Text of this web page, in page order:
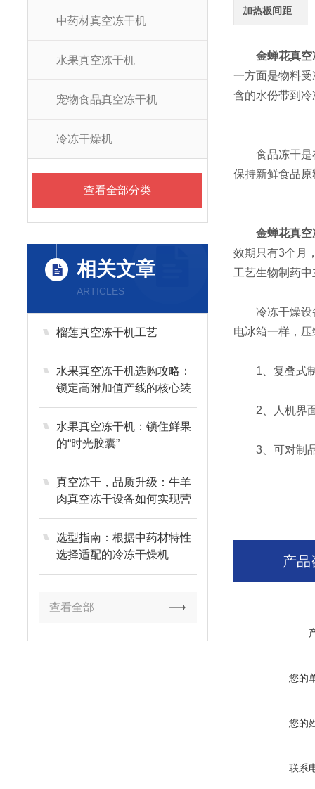
中药材真空冻干机
水果真空冻干机
宠物食品真空冻干机
冷冻干燥机
查看全部分类
相关文章
ARTICLES
榴莲真空冻干机工艺
水果真空冻干机选购攻略：
锁定高附加值产线的核心装
备
水果真空冻干机：锁住鲜果
的“时光胶囊”
真空冻干，品质升级：牛羊
肉真空冻干设备如何实现营
养与风味的长效留存？
选型指南：根据中药材特性
选择适配的冷冻干燥机
查看全部
加热板间距
金蝉花真空
一方面是物料
含的水份带到
食品冻干是在
保持新鲜食品
金蝉花真空
效期只有3个月
工艺生物制药
冷冻干燥设备
电冰箱一样，
1、复叠式制
2、人机界面
3、可对制品
产品
您的
您的
联系